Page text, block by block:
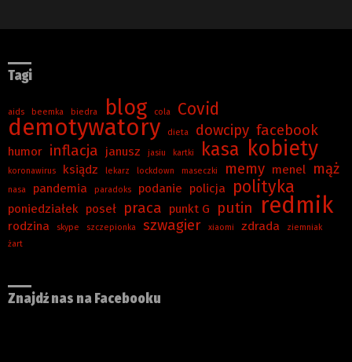
Tagi
aids beemka biedra blog cola Covid
demotywatory dieta dowcipy facebook
humor inflacja janusz jasiu kartki kasa kobiety
koronawirus ksiądz lekarz lockdown maseczki memy menel mąż
nasa pandemia paradoks podanie policja polityka
poniedziałek poseł praca punkt G putin redmik
rodzina skype szczepionka szwagier xiaomi zdrada
ziemniak
żart
Znajdź nas na Facebooku